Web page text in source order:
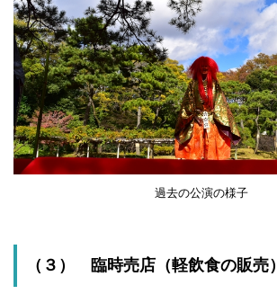
過去の公演の様子
（３） 臨時売店（軽飲食の販売）